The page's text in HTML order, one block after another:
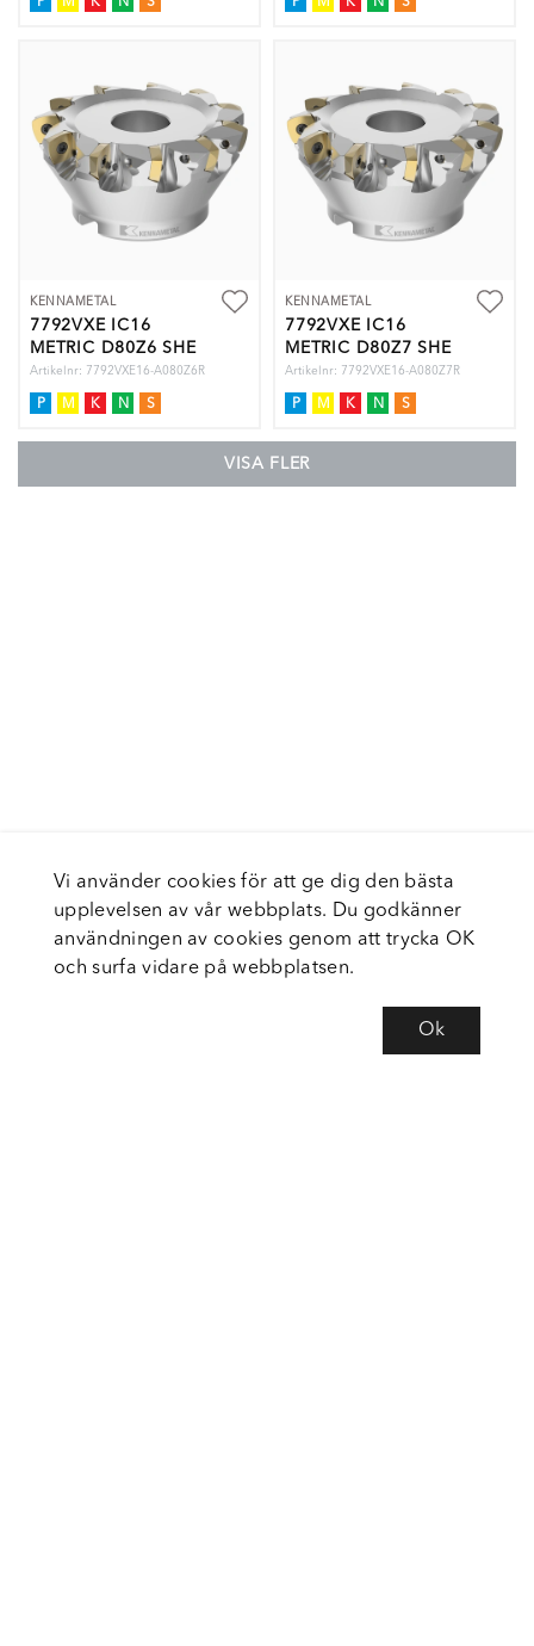
KENNAMETAL
7792VXE IC16
METRIC D80Z6 SHE
Artikelnr: 7792VXE16-A080Z6R
P M K N S
KENNAMETAL
7792VXE IC16
METRIC D80Z7 SHE
Artikelnr: 7792VXE16-A080Z7R
P M K N S
VISA FLER
Vi använder cookies för att ge dig den bästa
upplevelsen av vår webbplats. Du godkänner
användningen av cookies genom att trycka OK
och surfa vidare på webbplatsen.
Ok